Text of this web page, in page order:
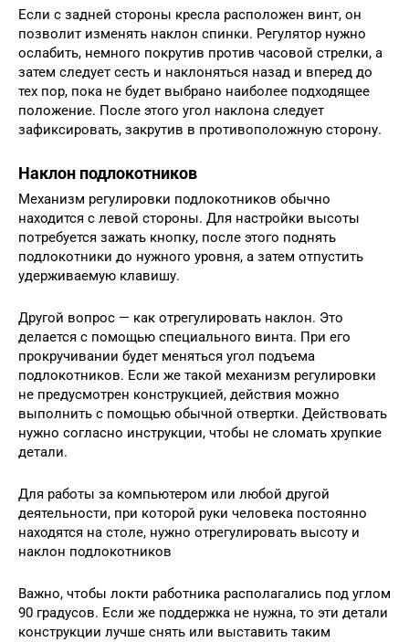
Если с задней стороны кресла расположен винт, он
позволит изменять наклон спинки. Регулятор нужно
ослабить, немного покрутив против часовой стрелки, а
затем следует сесть и наклоняться назад и вперед до
тех пор, пока не будет выбрано наиболее подходящее
положение. После этого угол наклона следует
зафиксировать, закрутив в противоположную сторону.
Наклон подлокотников
Механизм регулировки подлокотников обычно
находится с левой стороны. Для настройки высоты
потребуется зажать кнопку, после этого поднять
подлокотники до нужного уровня, а затем отпустить
удерживаемую клавишу.
Другой вопрос — как отрегулировать наклон. Это
делается с помощью специального винта. При его
прокручивании будет меняться угол подъема
подлокотников. Если же такой механизм регулировки
не предусмотрен конструкцией, действия можно
выполнить с помощью обычной отвертки. Действовать
нужно согласно инструкции, чтобы не сломать хрупкие
детали.
Для работы за компьютером или любой другой
деятельности, при которой руки человека постоянно
находятся на столе, нужно отрегулировать высоту и
наклон подлокотников
Важно, чтобы локти работника располагались под углом
90 градусов. Если же поддержка не нужна, то эти детали
конструкции лучше снять или выставить таким